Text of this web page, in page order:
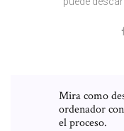
Mira como
ordenador
el proceso.